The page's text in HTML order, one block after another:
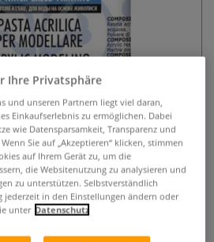
Acryl-
500 ml
Ihre Privatsphäre
und unseren Partnern liegt viel daran,
Einkaufserlebnis zu ermöglichen. Dabei
wie Datensparsamkeit, Transparenz und
Sie auf „Akzeptieren“ klicken, stimmen
auf Ihrem Gerät zu, um die
die Websitenutzung zu analysieren und
zu unterstützen. Selbstverständlich
jederzeit in den Einstellungen ändern oder
unter Datenschutz